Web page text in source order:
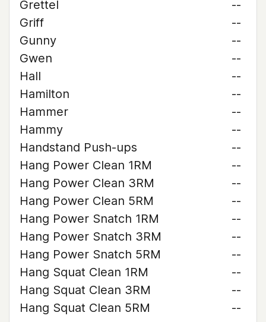
Grettel
--
Griff
--
Gunny
--
Gwen
--
Hall
--
Hamilton
--
Hammer
--
Hammy
--
Handstand Push-ups
--
Hang Power Clean 1RM
--
Hang Power Clean 3RM
--
Hang Power Clean 5RM
--
Hang Power Snatch 1RM
--
Hang Power Snatch 3RM
--
Hang Power Snatch 5RM
--
Hang Squat Clean 1RM
--
Hang Squat Clean 3RM
--
Hang Squat Clean 5RM
--